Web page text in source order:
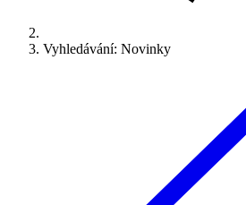
Vyhledávání: Novinky